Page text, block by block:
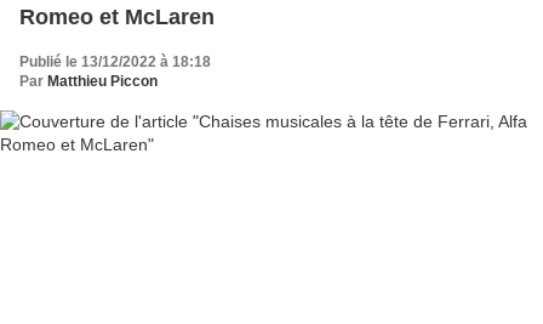
Romeo et McLaren
Publié le 13/12/2022 à 18:18
Par Matthieu Piccon